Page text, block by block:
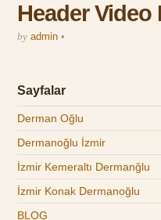
Header
by admin •
Sayfalar
Derman Oğlu
Dermanoğlu İzmir
İzmir Kemeraltı Dermanğlu
İzmir Konak Dermanoğlu
BLOG